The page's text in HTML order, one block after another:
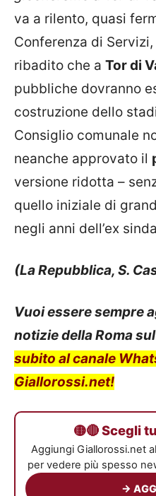
va a rilento, quasi
Conferenza di
ribadito che a Tor di
pubbliche dovranno
costruzione dello
Consiglio comunale
neanche approvato il
versione ridotta –
quello iniziale di
negli anni dell’ex
(La Repubblica, S.
Vuoi essere sempre
notizie della Roma
subito al canale
Giallorossi.net!
🟡🔴 Scegli
Aggiungi Giallorossi.net
per vedere più spesso
→